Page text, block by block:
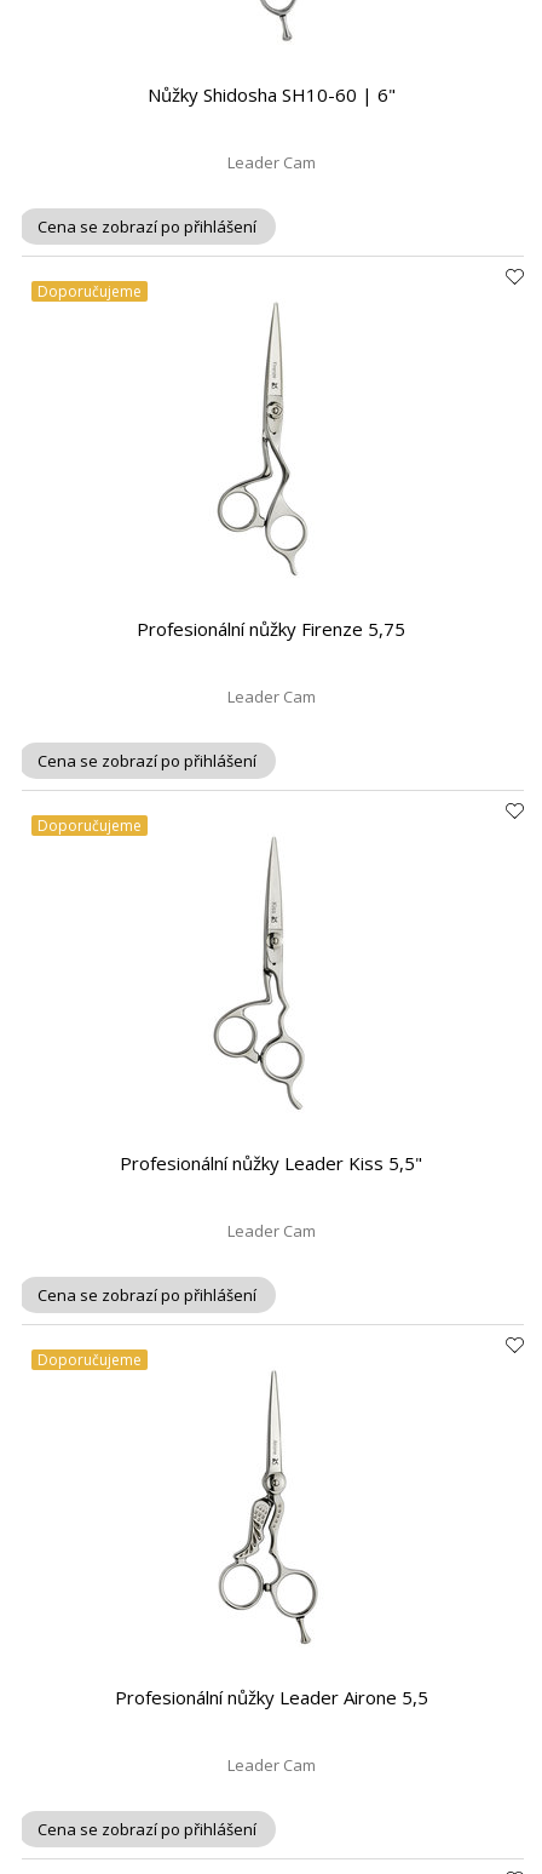
Nůžky Shidosha SH10-60 | 6"
Leader Cam
Cena se zobrazí po přihlášení
Doporučujeme
Profesionální nůžky Firenze 5,75
Leader Cam
Cena se zobrazí po přihlášení
Doporučujeme
Profesionální nůžky Leader Kiss 5,5"
Leader Cam
Cena se zobrazí po přihlášení
Doporučujeme
Profesionální nůžky Leader Airone 5,5
Leader Cam
Cena se zobrazí po přihlášení